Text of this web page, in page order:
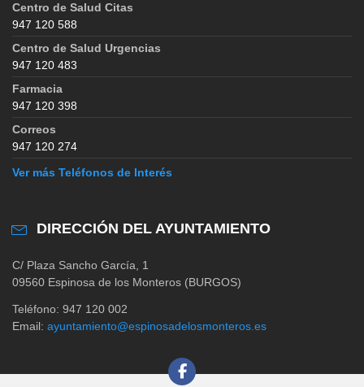
Centro de Salud Citas
947 120 588
Centro de Salud Urgencias
947 120 483
Farmacia
947 120 398
Correos
947 120 274
Ver más Teléfonos de Interés
DIRECCIÓN DEL AYUNTAMIENTO
C/ Plaza Sancho García, 1
09560 Espinosa de los Monteros (BURGOS)
Teléfono: 947 120 002
Email: ayuntamiento@espinosadelosmonteros.es